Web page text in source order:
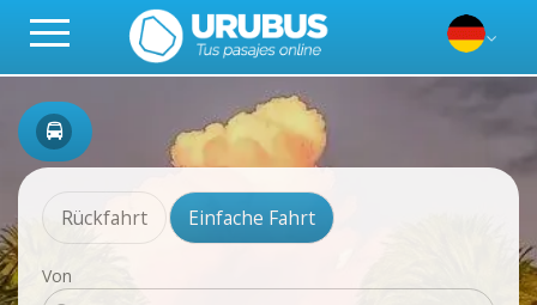
Rückfahrt Einfache Fahrt
Von